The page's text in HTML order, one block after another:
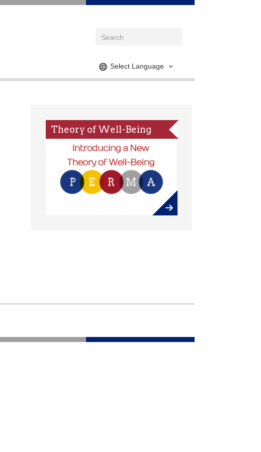
Select Language
Theory of Well-Being